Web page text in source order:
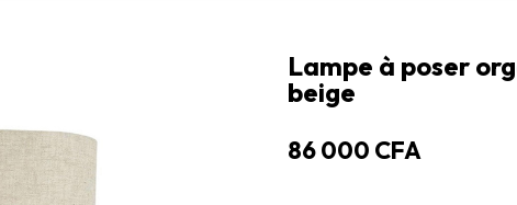
Lampe à poser
beige
86 000 CFA